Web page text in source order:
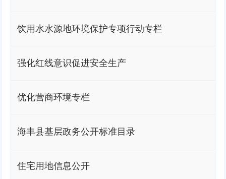
饮用水水源地环境保护专项行动专栏
强化红线意识促进安全生产
优化营商环境专栏
海丰县基层政务公开标准目录
住宅用地信息公开